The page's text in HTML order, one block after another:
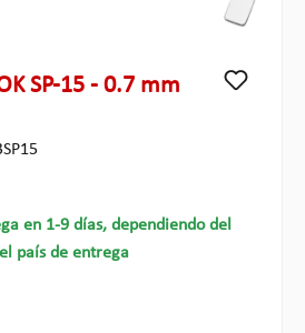
SP-15 - 0.7 mm
en 1-9 días, dependiendo del
país de entrega